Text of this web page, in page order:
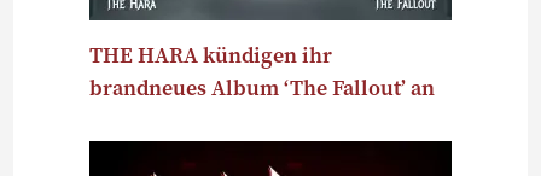
THE HARA kündigen ihr
brandneues Album ‘The Fallout’ an